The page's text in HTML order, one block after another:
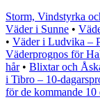
Storm, Vindstyrka
Väder i Sunne •
• Väder i Ludvika –
Väderprognos för
hår• Blixtar och
i Tibro – 10-
för de kommande 10